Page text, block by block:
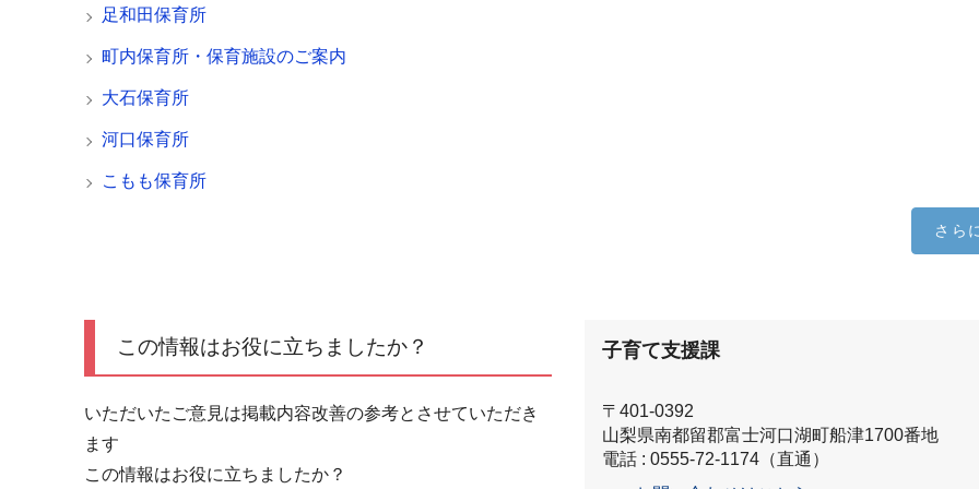
足和田保育所
町内保育所・保育施設のご案内
大石保育所
河口保育所
こもも保育所
さら
この情報はお役に立ちましたか？
いただいたご意見は掲載内容改善の参考とさせていただき
ます
この情報はお役に立ちましたか？
子育て支援課
〒401-0392
山梨県南都留郡富士河口湖町船津1700番地
電話 : 0555-72-1174（直通）